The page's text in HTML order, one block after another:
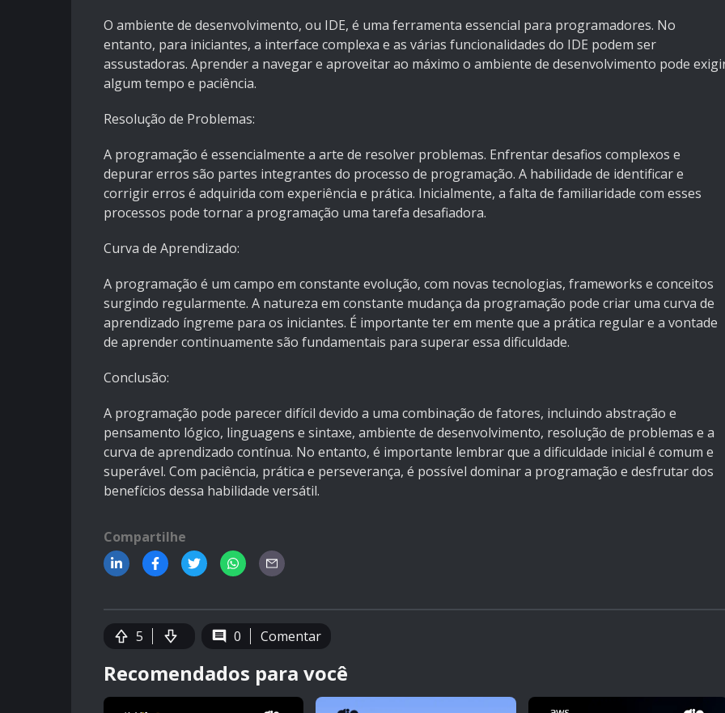
O ambiente de desenvolvimento, ou IDE, é uma ferramenta essencial para programadores. No
entanto, para iniciantes, a interface complexa e as várias funcionalidades do IDE podem ser
assustadoras. Aprender a navegar e aproveitar ao máximo o ambiente de desenvolvimento pode
algum tempo e paciência.
Resolução de Problemas:
A programação é essencialmente a arte de resolver problemas. Enfrentar desafios complexos e
depurar erros são partes integrantes do processo de programação. A habilidade de identificar e
corrigir erros é adquirida com experiência e prática. Inicialmente, a falta de familiaridade com esses
processos pode tornar a programação uma tarefa desafiadora.
Curva de Aprendizado:
A programação é um campo em constante evolução, com novas tecnologias, frameworks e conceitos
surgindo regularmente. A natureza em constante mudança da programação pode criar uma curva de
aprendizado íngreme para os iniciantes. É importante ter em mente que a prática regular e a vontade
de aprender continuamente são fundamentais para superar essa dificuldade.
Conclusão:
A programação pode parecer difícil devido a uma combinação de fatores, incluindo abstração e
pensamento lógico, linguagens e sintaxe, ambiente de desenvolvimento, resolução de problemas e a
curva de aprendizado contínua. No entanto, é importante lembrar que a dificuldade inicial é comum e
superável. Com paciência, prática e perseverança, é possível dominar a programação e desfrutar dos
benefícios dessa habilidade versátil.
Compartilhe
5 0 Comentar
Recomendados para você